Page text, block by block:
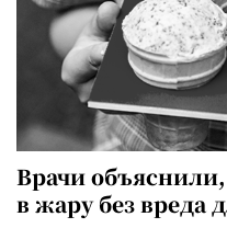
Врачи
в жару без вреда